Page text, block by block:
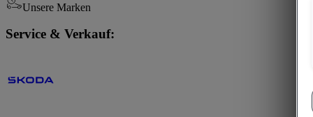
Unsere Marken
Service & Verkauf: